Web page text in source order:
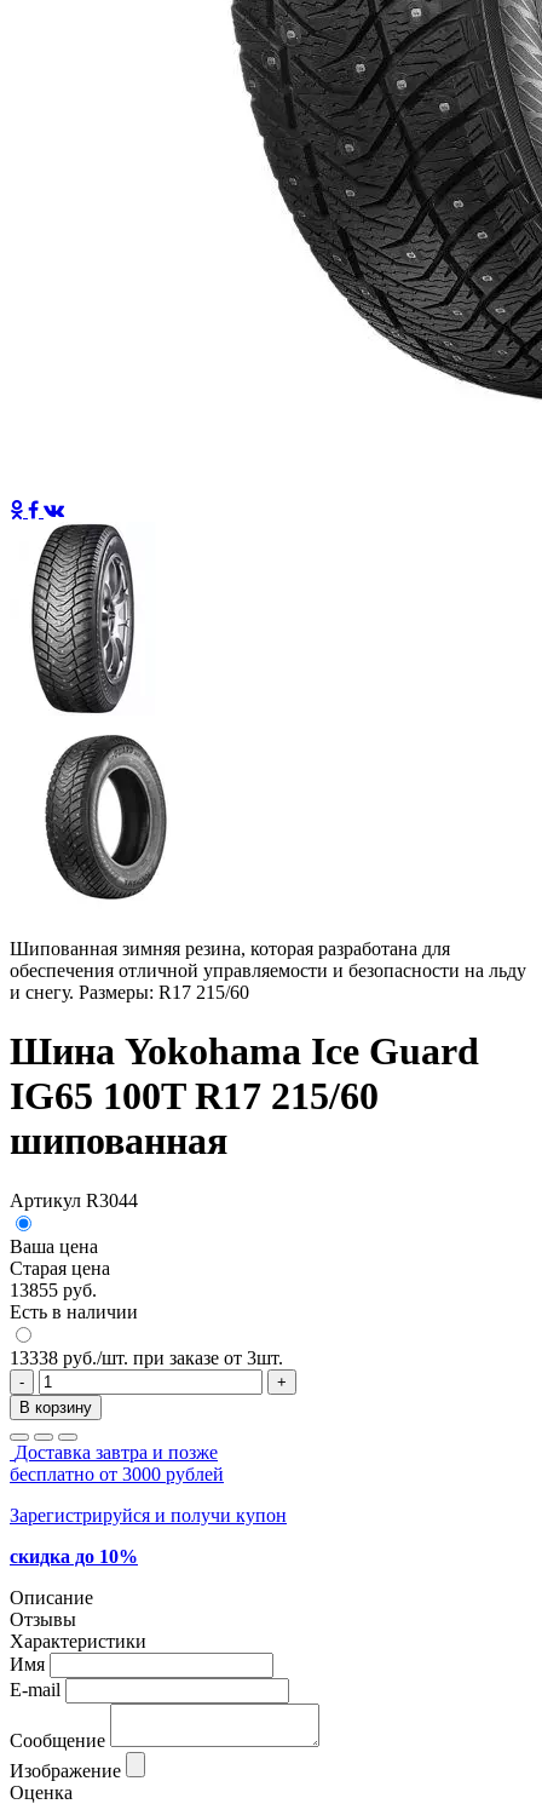
Шипованная зимняя резина, которая разработана для
обеспечения отличной управляемости и безопасности на льду
и снегу. Размеры: R17 215/60
Шина Yokohama Ice Guard
IG65 100T R17 215/60
шипованная
Артикул R3044
Ваша цена
Старая цена
13855 руб.
Есть в наличии
13338 руб./шт. при заказе от 3шт.
-
+
В корзину
Доставка завтра и позже
бесплатно от 3000 рублей
Зарегистрируйся и получи купон
скидка до 10%
Описание
Отзывы
Характеристики
Имя
E-mail
Сообщение
Изображение
Оценка